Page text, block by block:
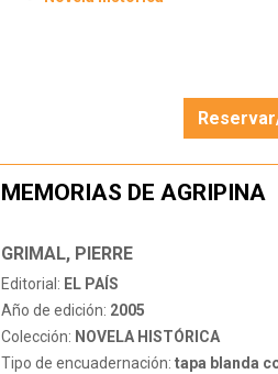
MEMORIAS DE AGRIPINA
GRIMAL, PIERRE
Editorial: EL PAÍS
Año de edición: 2005
Colección: NOVELA HISTÓRICA
Tipo de encuadernación: tapa blanda